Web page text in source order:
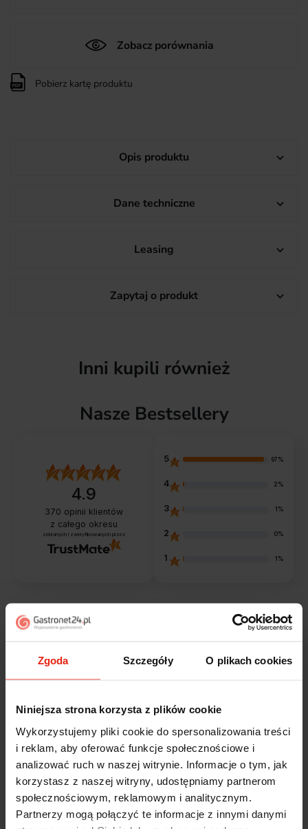
Zgoda Szczegóły O plikach cookies
Niniejsza strona korzysta z plików cookie
Wykorzystujemy pliki cookie do spersonalizowania treści
i reklam, aby oferować funkcje społecznościowe i
analizować ruch w naszej witrynie. Informacje o tym, jak
korzystasz z naszej witryny, udostępniamy partnerom
społecznościowym, reklamowym i analitycznym.
Partnerzy mogą połączyć te informacje z innymi danymi
Zobacz porównania
Pobierz kartę produktu
Opis produktu 
Dane techniczne 
Leasing 
Zapytaj o produkt 
Inni kupili również
Nasze Bestsellery
4.9
370 opinii klientów
z całego okresu
zebranych i zweryfikowanych przez
5 97%
4 2%
3 1%
2 0%
1 1%
filtry
Jak zbieramy opinie?
5
Ekspresowa realizacja zamówienia. Towar zgodny z
oczekiwaniami. Sprzedawca profesjonalny i godny
polecenia 👍️👍️👍️👍️👍️👍️👍️
w tym tygodniu